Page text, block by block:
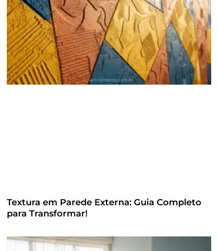
Textura em Parede Externa: Guia Completo
para Transformar!